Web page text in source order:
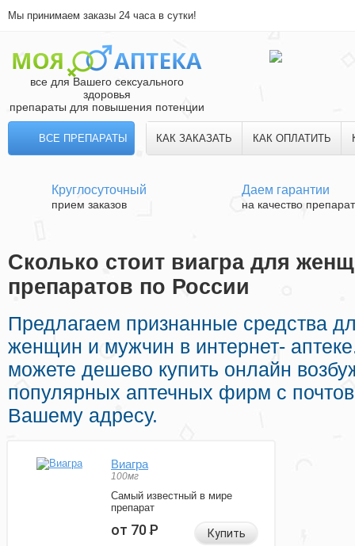
Мы принимаем заказы 24 часа в сутки!
все для Вашего сексуального
здоровья
препараты для повышения потенции
ВСЕ ПРЕПАРАТЫ КАК ЗАКАЗАТЬ КАК ОПЛАТИТЬ
Круглосуточный
прием заказов
Даем гарантии
на качество
Сколько стоит виагра для
препаратов по России
Предлагаем признанные средства
женщин и мужчин в интернет-
можете дешево купить онлайн
популярных аптечных фирм с
Вашему адресу.
Виагра
100мг
Самый известный в мире
препарат
от 70Р Купить